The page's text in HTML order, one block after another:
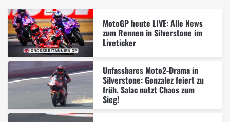
MotoGP heute LIVE: Alle News
zum Rennen in Silverstone im
Liveticker
Unfassbares Moto2-Drama in
Silverstone: Gonzalez feiert zu
früh, Salac nutzt Chaos zum
Sieg!